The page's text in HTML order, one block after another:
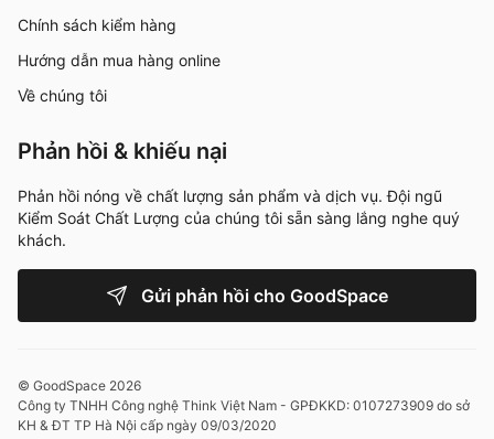
Chính sách kiểm hàng
Hướng dẫn mua hàng online
Về chúng tôi
Phản hồi & khiếu nại
Phản hồi nóng về chất lượng sản phẩm và dịch vụ. Đội ngũ
Kiểm Soát Chất Lượng của chúng tôi sẵn sàng lắng nghe quý
khách.
Gửi phản hồi cho GoodSpace
© GoodSpace 2026
Công ty TNHH Công nghệ Think Việt Nam - GPĐKKD: 0107273909 do sở
KH & ĐT TP Hà Nội cấp ngày 09/03/2020